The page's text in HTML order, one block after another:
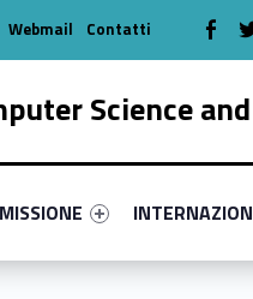
Science
primary-23752-38
#link-menu-primary-
Link identifier
Webmail Contatti